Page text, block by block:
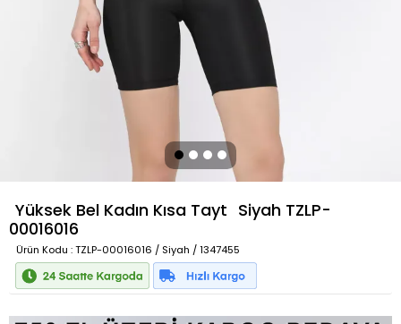
Yüksek Bel Kadın Kısa Tayt Siyah TZLP-
00016016
Ürün Kodu : TZLP-00016016 / Siyah / 1347455